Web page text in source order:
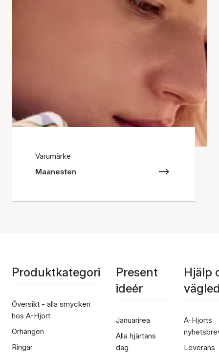
Varumärke
Maanesten
Produktkategori
Översikt - alla smycken
hos A-Hjort
Örhängen
Ringar
Present
ideér
Januarirea
Alla hjärtans
dag
Hjälp
A-Hjorts
Leverans